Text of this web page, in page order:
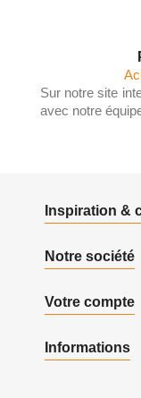
Sur notre site
avec notre
Inspiration &
Notre société
Votre compte
Informations